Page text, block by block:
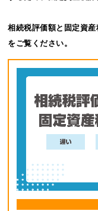
相続税評価額と固定資
をご覧ください。